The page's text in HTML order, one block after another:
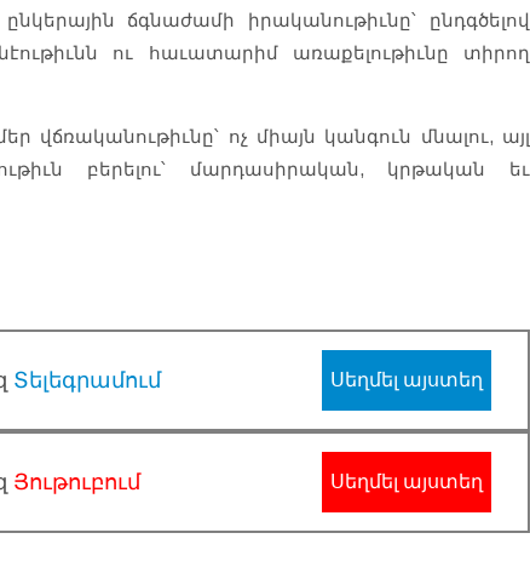
ճգնաժամի իրականութիւնը՝ ընդգծելով
ու հաւատարիմ առաքելութիւնը տիրող
վճռականութիւնը՝ ոչ միայն կանգուն մնալու, այլ
բերելու՝ մարդասիրական, կրթական եւ
Տելեգրամում Սեղմել այստեղ
Յութուբում Սեղմել այստեղ